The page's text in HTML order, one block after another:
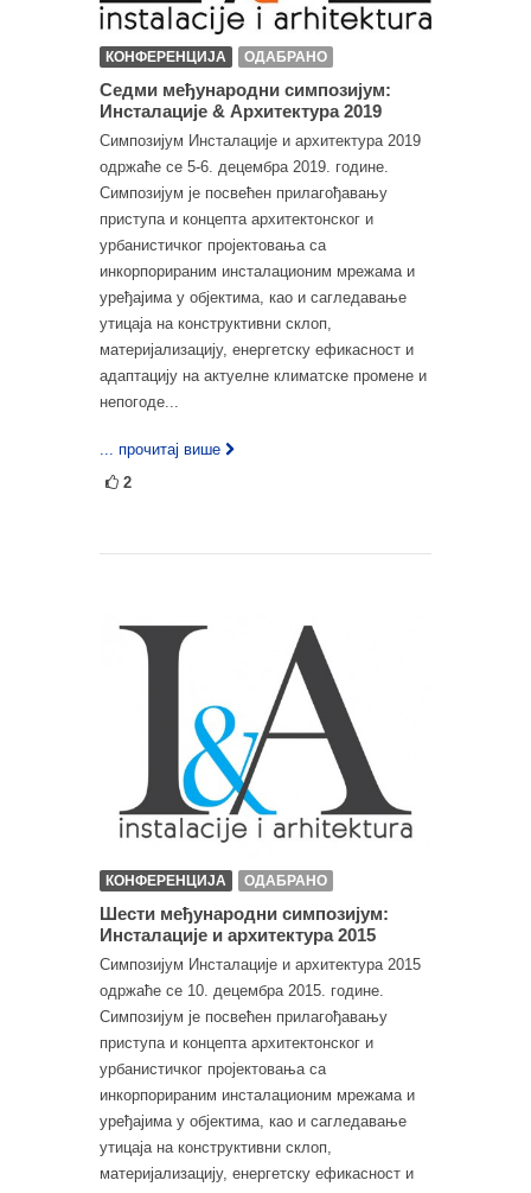
КОНФЕРЕНЦИЈА ОДАБРАНО
Седми међународни симпозијум:
Инсталације & Архитектура 2019
Симпозијум Инсталације и архитектура 2019
одржаће се 5-6. децембра 2019. године.
Симпозијум је посвећен прилагођавању
приступа и концепта архитектонског и
урбанистичког пројектовања са
инкорпорираним инсталационим мрежама и
уређајима у објектима, као и сагледавање
утицаја на конструктивни склоп,
материјализацију, енергетску ефикасност и
адаптацију на актуелне климатске промене и
непогоде...
... прочитај више
2
КОНФЕРЕНЦИЈА ОДАБРАНО
Шести међународни симпозијум:
Инсталације и архитектура 2015
Симпозијум Инсталације и архитектура 2015
одржаће се 10. децембра 2015. године.
Симпозијум је посвећен прилагођавању
приступа и концепта архитектонског и
урбанистичког пројектовања са
инкорпорираним инсталационим мрежама и
уређајима у објектима, као и сагледавање
утицаја на конструктивни склоп,
материјализацију, енергетску ефикасност и